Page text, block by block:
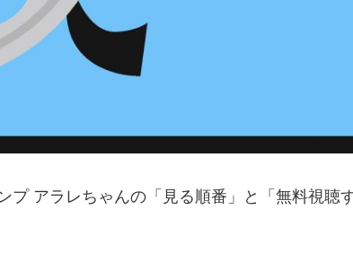
プ アラレちゃんの「見る順番」と「無料視聴